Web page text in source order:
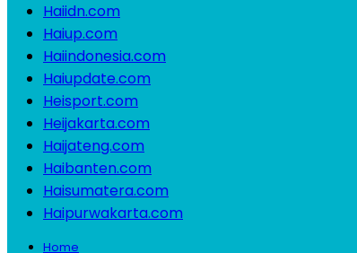
Haiidn.com
Haiup.com
Haiindonesia.com
Haiupdate.com
Heisport.com
Heijakarta.com
Haijateng.com
Haibanten.com
Haisumatera.com
Haipurwakarta.com
Home